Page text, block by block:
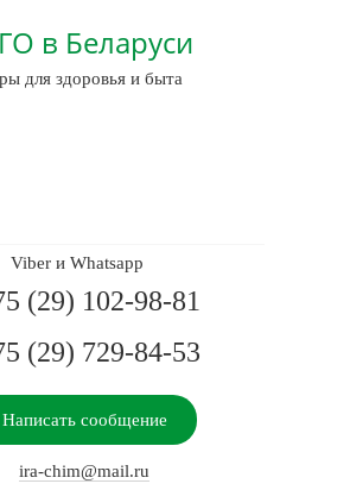
в Беларуси
для здоровья и быта
Viber и Whatsapp
(29) 102-98-81
(29) 729-84-53
Написать сообщение
ira-chim@mail.ru